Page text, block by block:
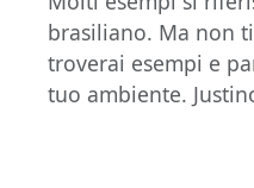
brasiliano. Ma non
troverai esempi e
tuo ambiente.